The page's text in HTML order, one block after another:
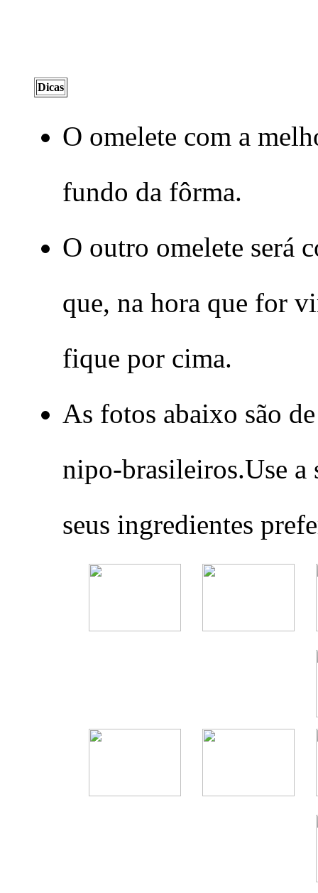
Dicas
O omelete com a
fundo da fôrma.
O outro omelete será
que, na hora que for
fique por cima.
As fotos abaixo são
nipo-brasileiros.Use a
seus ingredientes